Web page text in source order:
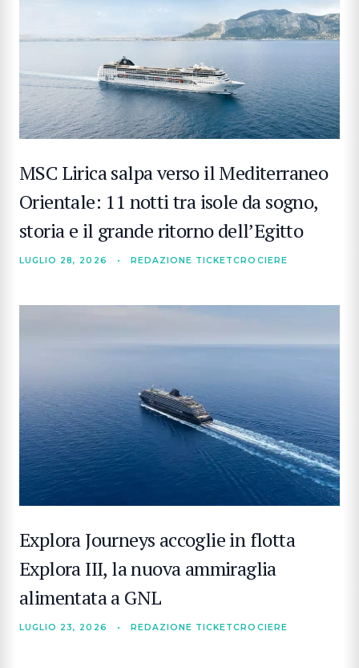
MSC Lirica salpa verso il Mediterraneo
Orientale: 11 notti tra isole da sogno,
storia e il grande ritorno dell’Egitto
LUGLIO 28, 2026 • REDAZIONE TICKETCROCIERE
Explora Journeys accoglie in flotta
Explora III, la nuova ammiraglia
alimentata a GNL
LUGLIO 23, 2026 • REDAZIONE TICKETCROCIERE